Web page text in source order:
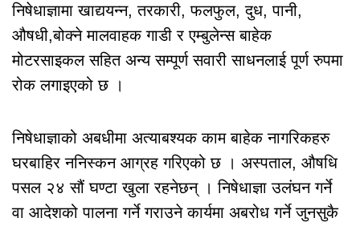
निषेधाज्ञामा खाद्ययन्न, तरकारी, फलफुल, दुध, पानी,
औषधी,बोक्ने मालवाहक गाडी र एम्बुलेन्स बाहेक
मोटरसाइकल सहित अन्य सम्पूर्ण सवारी साधनलाई पूर्ण रुपमा
रोक लगाइएको छ ।
निषेधाज्ञाको अबधीमा अत्याबश्यक काम बाहेक नागरिकहरु
घरबाहिर ननिस्कन आग्रह गरिएको छ । अस्पताल, औषधि
पसल २४ सौं घण्टा खुला रहनेछन् । निषेधाज्ञा उलंघन गर्ने
वा आदेशको पालना गर्ने गराउने कार्यमा अबरोध गर्ने जुनसुकै